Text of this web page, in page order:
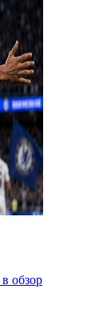
обзор